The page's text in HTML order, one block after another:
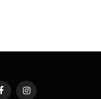
FacebookInstagram